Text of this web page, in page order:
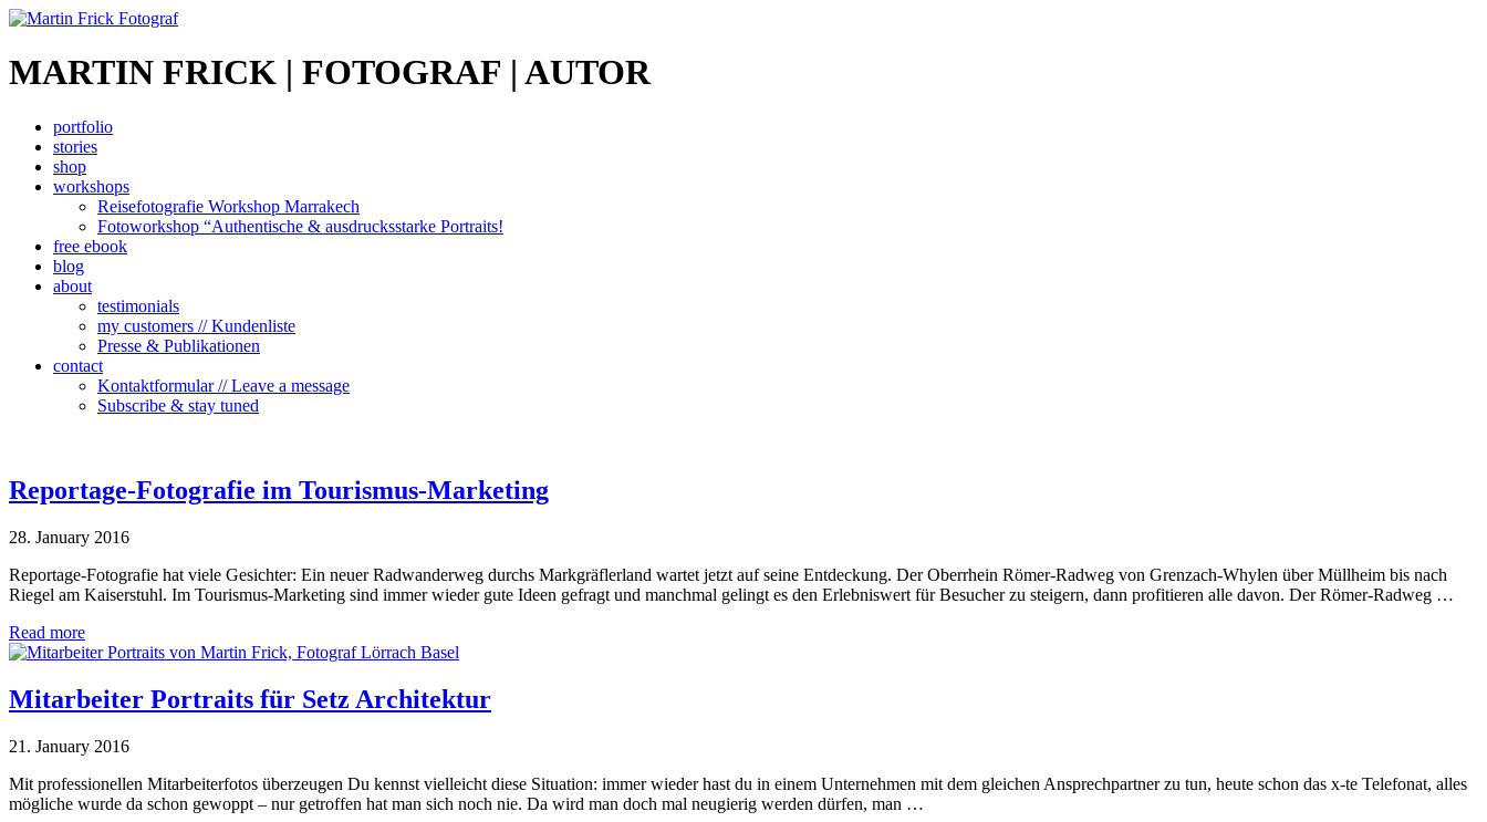
MARTIN FRICK | FOTOGRAF | AUTOR
portfolio
stories
shop
workshops
Reisefotografie Workshop Marrakech
Fotoworkshop “Authentische & ausdrucksstarke Portraits!
free ebook
blog
about
testimonials
my customers // Kundenliste
Presse & Publikationen
contact
Kontaktformular // Leave a message
Subscribe & stay tuned
Reportage-Fotografie im Tourismus-Marketing
28. January 2016
Reportage-Fotografie hat viele Gesichter: Ein neuer Radwanderweg durchs Markgräflerland wartet jetzt auf seine Entdeckung. Der Oberrhein Römer-Radweg von Grenzach-Whylen über Müllheim bis nach
Riegel am Kaiserstuhl. Im Tourismus-Marketing sind immer wieder gute Ideen gefragt und manchmal gelingt es den Erlebniswert für Besucher zu steigern, dann profitieren alle davon. Der Römer-Radweg …
Read more
Mitarbeiter Portraits für Setz Architektur
21. January 2016
Mit professionellen Mitarbeiterfotos überzeugen Du kennst vielleicht diese Situation: immer wieder hast du in einem Unternehmen mit dem gleichen Ansprechpartner zu tun, heute schon das x-te Telefonat, alles
mögliche wurde da schon gewoppt – nur getroffen hat man sich noch nie. Da wird man doch mal neugierig werden dürfen, man …